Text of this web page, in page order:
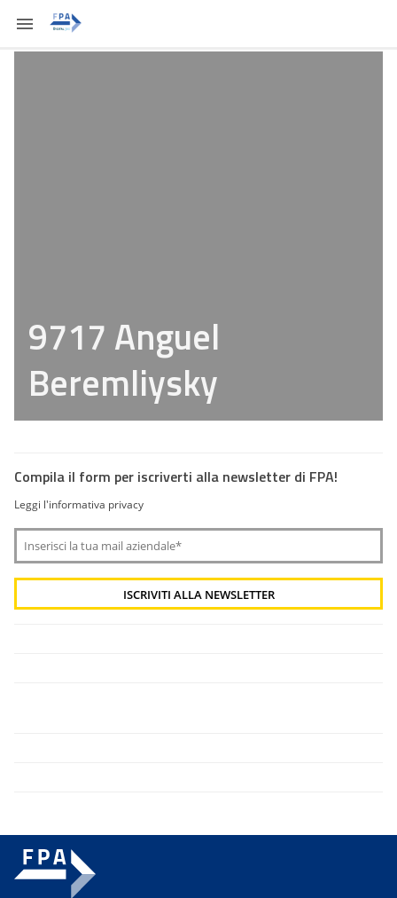
9717 Anguel
Beremliysky
Compila il form per iscriverti alla newsletter di FPA!
Leggi l'informativa privacy